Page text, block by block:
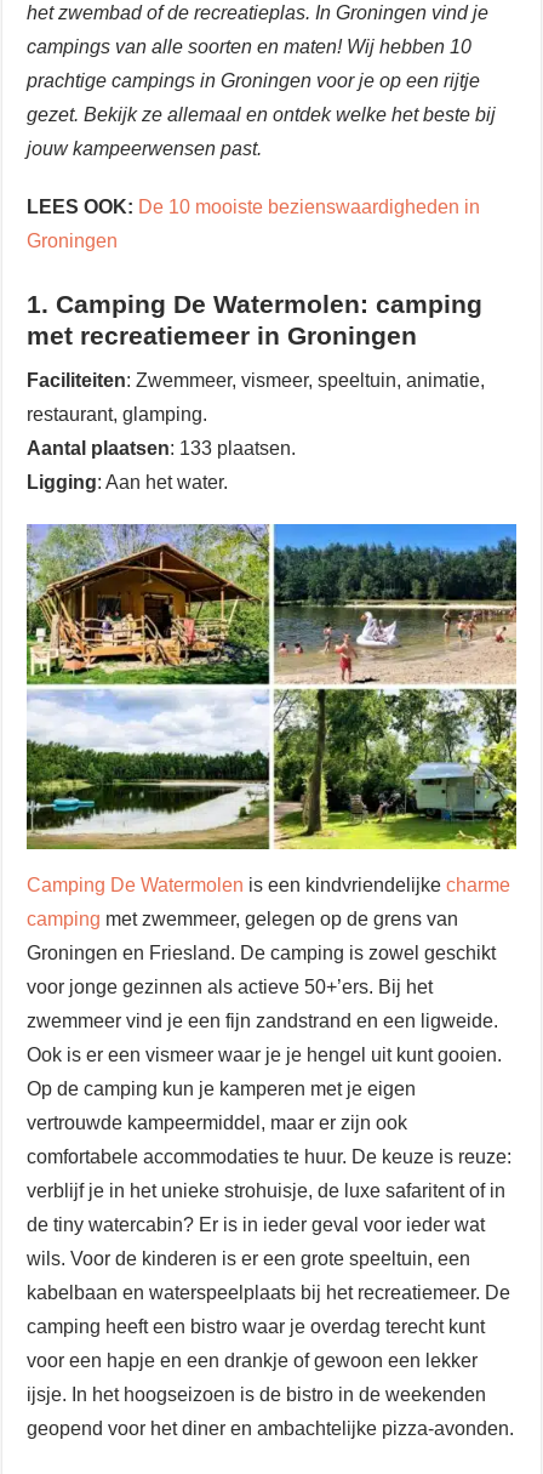
het zwembad of de recreatieplas. In Groningen vind je
campings van alle soorten en maten! Wij hebben 10
prachtige campings in Groningen voor je op een rijtje
gezet. Bekijk ze allemaal en ontdek welke het beste bij
jouw kampeerwensen past.
LEES OOK: De 10 mooiste bezienswaardigheden in
Groningen
1. Camping De Watermolen: camping
met recreatiemeer in Groningen
Faciliteiten: Zwemmeer, vismeer, speeltuin, animatie,
restaurant, glamping.
Aantal plaatsen: 133 plaatsen.
Ligging: Aan het water.
Camping De Watermolen is een kindvriendelijkecharme
camping met zwemmeer, gelegen op de grens van
Groningen en Friesland. De camping is zowel geschikt
voor jonge gezinnen als actieve 50+’ers. Bij het
zwemmeer vind je een fijn zandstrand en een ligweide.
Ook is er een vismeer waar je je hengel uit kunt gooien.
Op de camping kun je kamperen met je eigen
vertrouwde kampeermiddel, maar er zijn ook
comfortabele accommodaties te huur. De keuze is reuze:
verblijf je in het unieke strohuisje, de luxe safaritent of in
de tiny watercabin? Er is in ieder geval voor ieder wat
wils. Voor de kinderen is er een grote speeltuin, een
kabelbaan en waterspeelplaats bij het recreatiemeer. De
camping heeft een bistro waar je overdag terecht kunt
voor een hapje en een drankje of gewoon een lekker
ijsje. In het hoogseizoen is de bistro in de weekenden
geopend voor het diner en ambachtelijke pizza-avonden.